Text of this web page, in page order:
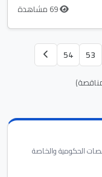
53
54